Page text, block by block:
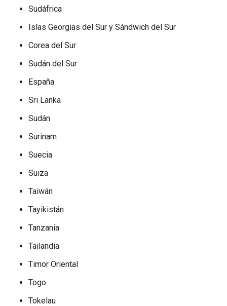
Sudáfrica
Islas Georgias del Sur y Sándwich del Sur
Corea del Sur
Sudán del Sur
España
Sri Lanka
Sudán
Surinam
Suecia
Suiza
Taiwán
Tayikistán
Tanzania
Tailandia
Timor Oriental
Togo
Tokelau